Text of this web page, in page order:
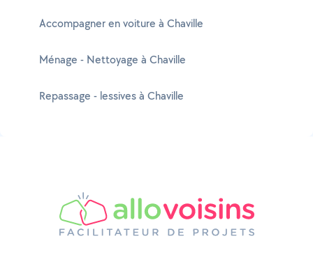
Accompagner en voiture à Chaville
Ménage - Nettoyage à Chaville
Repassage - lessives à Chaville